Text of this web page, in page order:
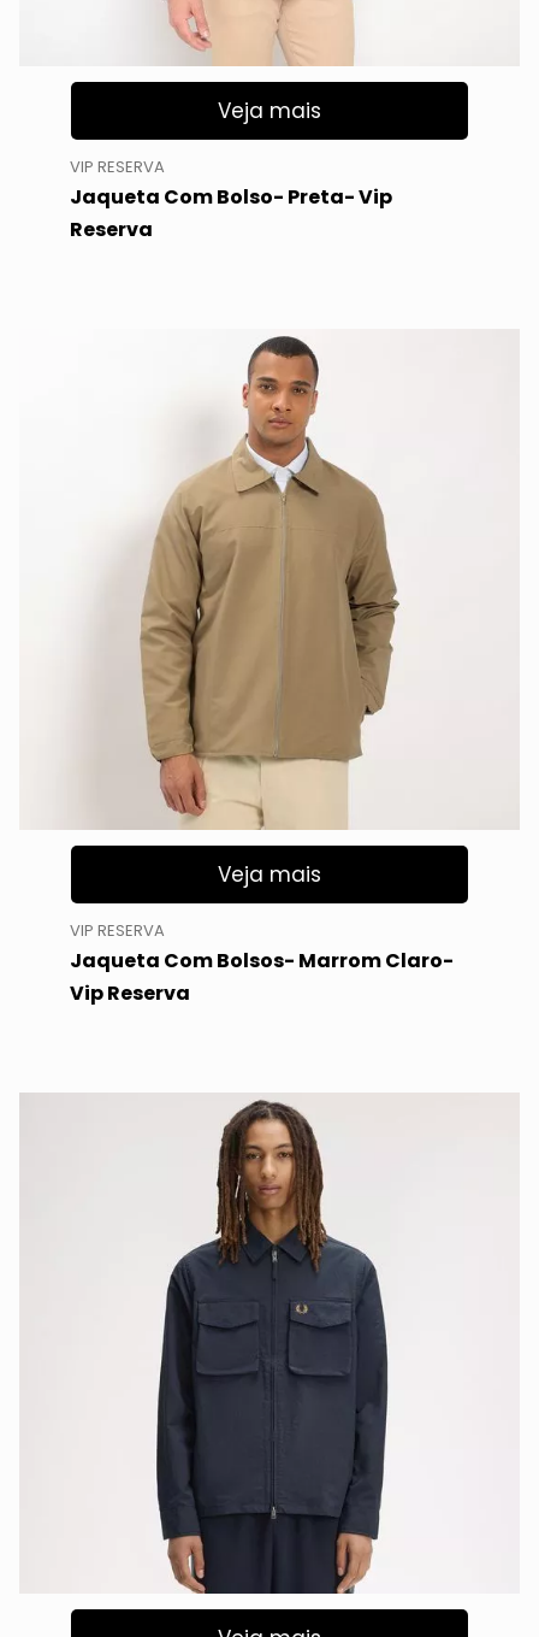
Veja mais
VIP RESERVA
Jaqueta Com Bolso- Preta- Vip
Reserva
Veja mais
VIP RESERVA
Jaqueta Com Bolsos- Marrom Claro-
Vip Reserva